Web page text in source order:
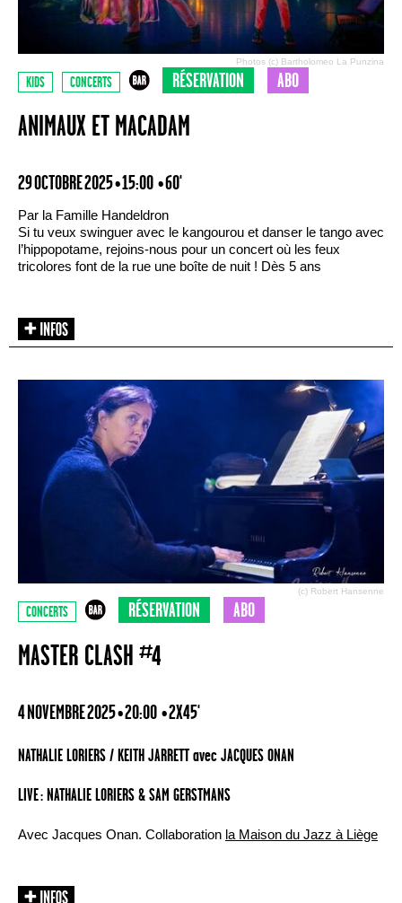
Photos (c) Bartholomeo La Punzina
KIDS CONCERTS RÉSERVATION ABO
ANIMAUX ET MACADAM
29 OCTOBRE 2025 • 15:00 • 60'
Par la Famille Handeldron
Si tu veux swinguer avec le kangourou et danser le tango avec
l’hippopotame, rejoins-nous pour un concert où les feux
tricolores font de la rue une boîte de nuit ! Dès 5 ans
(c) Robert Hansenne
CONCERTS RÉSERVATION ABO
MASTER CLASH #4
4 NOVEMBRE 2025 • 20:00 • 2X45'
NATHALIE LORIERS / KEITH JARRETT avec JACQUES ONAN
LIVE : NATHALIE LORIERS & SAM GERSTMANS
Avec Jacques Onan. Collaboration la Maison du Jazz à Liège